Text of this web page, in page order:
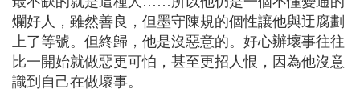
爛好人，雖然善良，但墨守陳規的個性讓他與迂腐劃
上了等號。但終歸，他是沒惡意的。好心辦壞事往往
比一開始就做惡更可怕，甚至更招人恨，因為他沒意
識到自己在做壞事。